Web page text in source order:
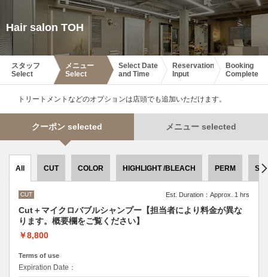
Hair salon TOH
スタッフ
Select
メニュー
Select
Select Date
and Time
Reservation
Input
Booking
Complete
トリートメントなどのオプションは店頭でも追加いただけます。
クーポン selected メニュー selected
All CUT COLOR HIGHLIGHT /BLEACH PERM
CUT Est. Duration：Approx. 1 hrs
Cut＋マイクロバブルシャンプー【担当者により料金が異な
ります。概要欄をご覧ください】
￥8,800
Terms of use
Expiration Date：